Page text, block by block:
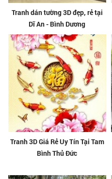
Tranh dán tường 3D đẹp, rẻ tại
Dĩ An - Bình Dương
Tranh 3D Giá Rẻ Uy Tín Tại Tam
Bình Thủ Đức